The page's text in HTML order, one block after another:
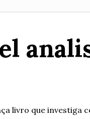
livro que investiga